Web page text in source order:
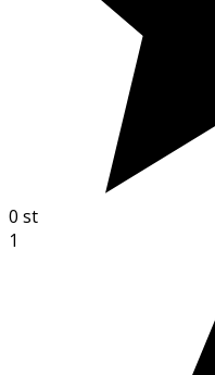
0 st
1